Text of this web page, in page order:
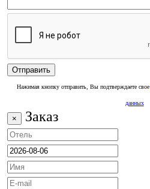
Нажимая кнопку отправить, Вы подтверждаете свое
данных
× Заказ